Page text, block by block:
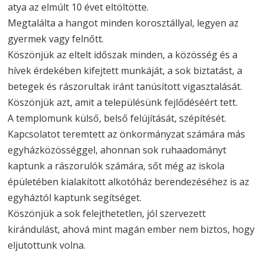
atya az elmúlt 10 évet eltöltötte.
Megtalálta a hangot minden korosztállyal, legyen az
gyermek vagy felnőtt.
Köszönjük az eltelt időszak minden, a közösség és a
hívek érdekében kifejtett munkáját, a sok biztatást, a
betegek és rászorultak iránt tanúsított vigasztalását.
Köszönjük azt, amit a településünk fejlődéséért tett.
A templomunk külső, belső felújítását, szépítését.
Kapcsolatot teremtett az önkormányzat számára más
egyházközösséggel, ahonnan sok ruhaadományt
kaptunk a rászorulók számára, sőt még az iskola
épületében kialakított alkotóház berendezéséhez is az
egyháztól kaptunk segítséget.
Köszönjük a sok felejthetetlen, jól szervezett
kirándulást, ahová mint magán ember nem biztos, hogy
eljutottunk volna.